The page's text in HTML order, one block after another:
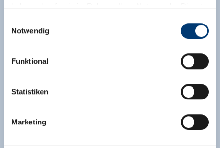
haben oder die sie im Rahmen Ihrer Nutzung der Dienste
Rohr 23// A-6280 Zell am Ziller
www.zillertalarena.com
Notwendig
Funktional
Statistiken
Marketing